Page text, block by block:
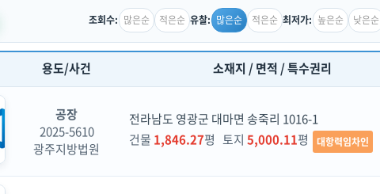
조회수: 많은순 적은순 유찰: 많은순 적은순 최저가: 높은순 낮은순
용도/사건 소재지 / 면적 / 특수권리
공장
2025-5610
광주지방법원
전라남도 영광군 대마면 송죽리 1016-1
건물 1,846.27평 토지 5,000.11평 대항력임차인